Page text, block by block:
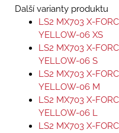
Další varianty produktu
LS2 MX703 X-
YELLOW-06 XS
LS2 MX703 X-
YELLOW-06 S
LS2 MX703 X-
YELLOW-06 M
LS2 MX703 X-
YELLOW-06 L
LS2 MX703 X-